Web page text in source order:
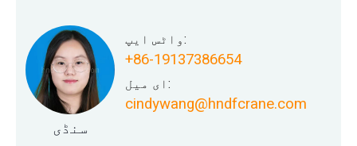
سنڈی
واٹس ایپ:
+86-19137386654
ای میل:
cindywang@hndfcrane.com